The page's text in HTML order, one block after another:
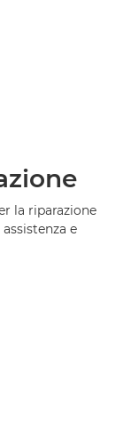
la riparazione
e